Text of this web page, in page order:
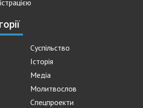
Суспільство
Історія
Медіа
Молитвослов
Спецпроекти